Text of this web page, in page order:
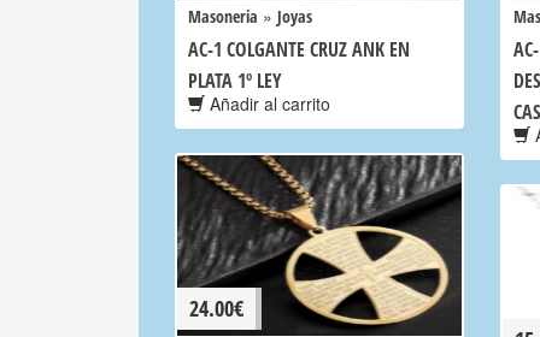
Masoneria » Joyas
AC-1 COLGANTE CRUZ ANK EN
PLATA 1º LEY
Añadir al carrito
24.00€